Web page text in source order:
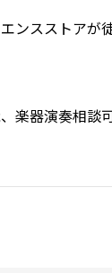
ンスストアが
楽器演奏相談